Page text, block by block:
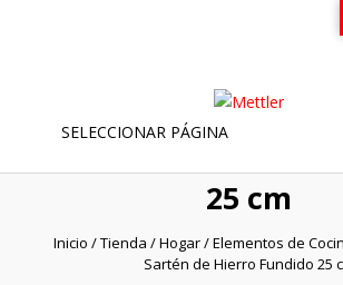
SELECCIONAR PÁGINA
Sartén de Hierro
25 cm
Inicio /Tienda /Hogar/Elementos de
Sartén de Hierro Fundido 25